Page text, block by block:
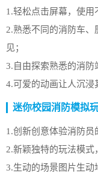
1.轻松点击屏幕，使用
2.熟悉不同的消防车、
见；
3.自由探索熟悉的消防
4.可爱的动画让人沉浸
迷你校园消防模拟
1.创新创意体验消防员
2.新颖独特的玩法模式
3.生动的场景图片生动